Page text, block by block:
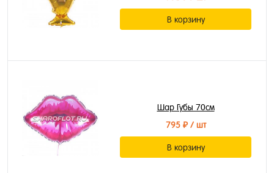
В корзину
Шар Губы 70см
795 ₽/ шт
В корзину